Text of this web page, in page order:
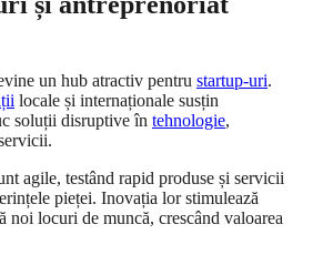
un hub atractiv pentru startup-uri.
locale și internaționale susțin
soluții disruptive în tehnologie,
agile, testând rapid produse și servicii
pieței. Inovația lor stimulează
noi locuri de muncă, crescând valoarea